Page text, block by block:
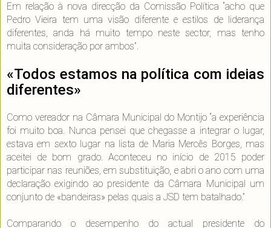
Em relação à nova direcção da Comissão Política “acho que
Pedro Vieira tem uma visão diferente e estilos de liderança
diferentes, anda há muito tempo neste sector, mas tenho
muita consideração por ambos”.
«Todos estamos na política com ideias
diferentes»
Como vereador na Câmara Municipal do Montijo “a experiência
foi muito boa. Nunca pensei que chegasse a integrar o lugar,
estava em sexto lugar na lista de Maria Mercês Borges, mas
aceitei de bom grado. Aconteceu no início de 2015 poder
participar nas reuniões, em substituição, e abri o ano com uma
declaração exigindo ao presidente da Câmara Municipal um
conjunto de «bandeiras» pelas quais a JSD tem batalhado.”
Comparando o desempenho do actual presidente do